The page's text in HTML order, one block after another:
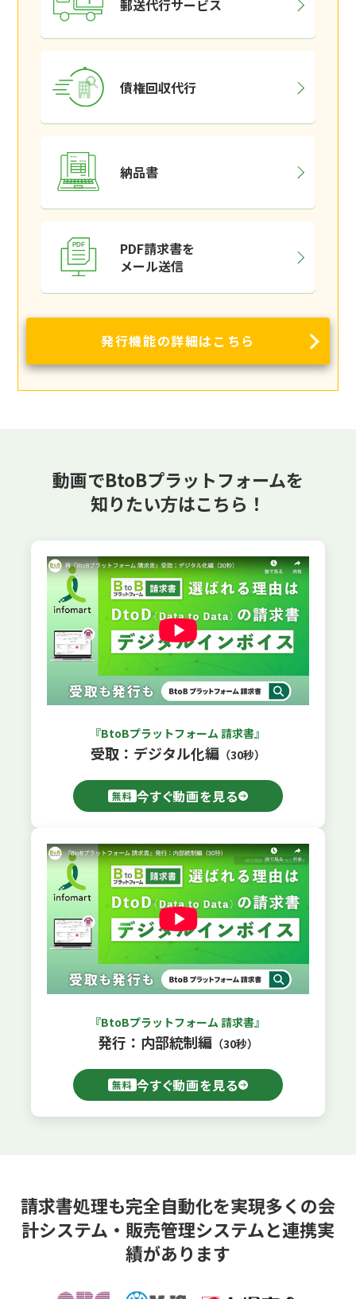
郵送代行サービス
債権回収代行
納品書
PDF請求書を
メール送信
発行機能の詳細はこちら
動画でBtoBプラットフォームを
知りたい方はこちら！
『BtoBプラットフォーム 請求書』
受取：デジタル化編 （30秒）
無料 今すぐ動画を見る
『BtoBプラットフォーム 請求書』
発行：内部統制編（30秒）
無料 今すぐ動画を見る
請求書処理も完全自動化を実現多くの会
計システム・販売管理システムと連携実
績があります